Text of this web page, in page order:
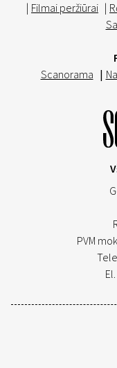
| Filmai peržiūrai |
Scanorama |
PVM